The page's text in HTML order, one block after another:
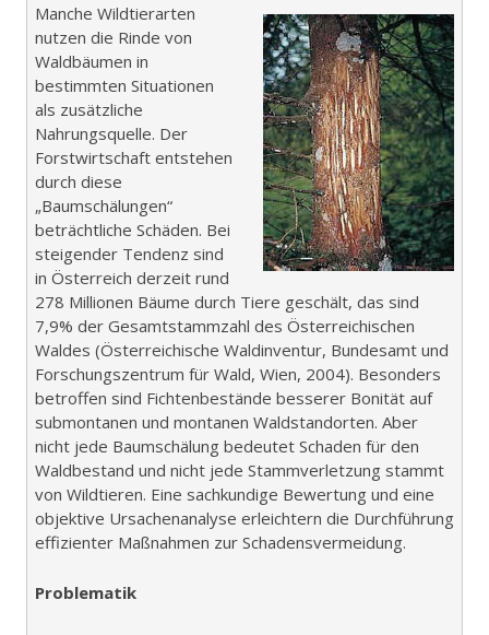
Manche Wildtierarten
nutzen die Rinde von
Waldbäumen in
bestimmten Situationen
als zusätzliche
Nahrungsquelle. Der
Forstwirtschaft entstehen
durch diese
„Baumschälungen“
beträchtliche Schäden. Bei
steigender Tendenz sind
in Österreich derzeit rund
278 Millionen Bäume durch Tiere geschält, das sind
7,9% der Gesamtstammzahl des Österreichischen
Waldes (Österreichische Waldinventur, Bundesamt und
Forschungszentrum für Wald, Wien, 2004). Besonders
betroffen sind Fichtenbestände besserer Bonität auf
submontanen und montanen Waldstandorten. Aber
nicht jede Baumschälung bedeutet Schaden für den
Waldbestand und nicht jede Stammverletzung stammt
von Wildtieren. Eine sachkundige Bewertung und eine
objektive Ursachenanalyse erleichtern die Durchführung
effizienter Maßnahmen zur Schadensvermeidung.
Problematik